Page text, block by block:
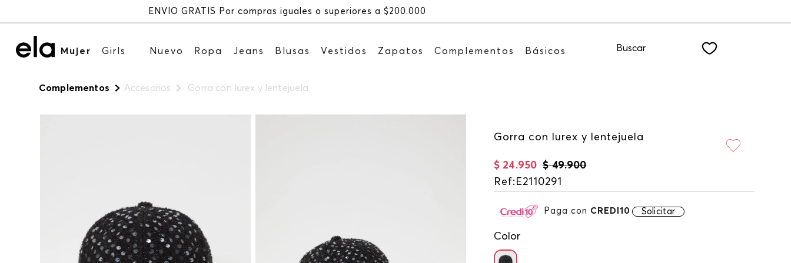
Recibe: 15%OFF suscribiéndote a nuestro NEWSLETTER
Mujer Girls Nuevo Ropa Jeans Blusas Vestidos Zapatos Complementos Básicos Buscar
Complementos Accesorios Gorra con lurex y lentejuela
Gorra con lurex y lentejuela
$ 49.900
$ 24.950
Ref: E2110291
Paga con CREDI10 Solicitar
Color